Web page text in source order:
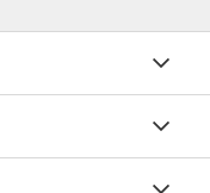
Outdoor
– 775 Jahre